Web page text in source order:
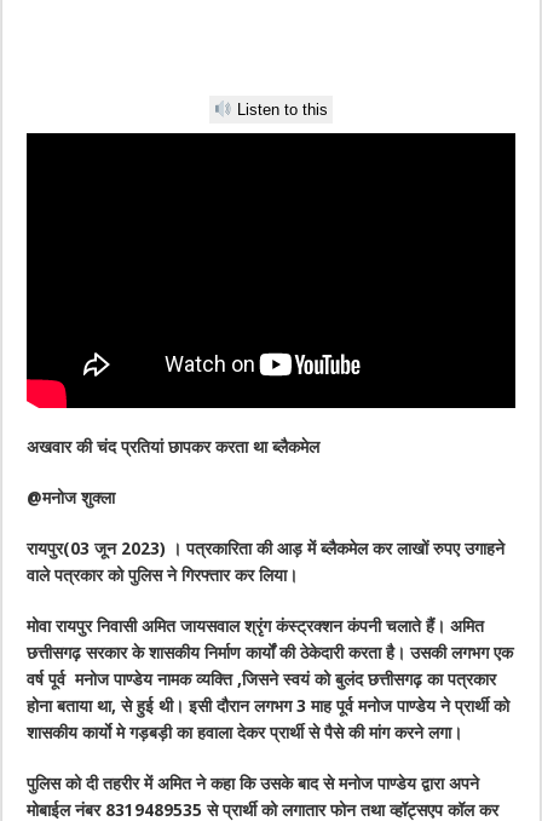
Listen to this
अखवार की चंद प्रतियां छापकर करता था ब्लैकमेल
@मनोज शुक्ला
रायपुर(03 जून 2023) । पत्रकारिता की आड़ में ब्लैकमेल कर लाखों रुपए उगाहने
वाले पत्रकार को पुलिस ने गिरफ्तार कर लिया।
मोवा रायपुर निवासी अमित जायसवाल श्रृंग कंस्ट्रक्शन कंपनी चलाते हैं। अमित
छत्तीसगढ़ सरकार के शासकीय निर्माण कार्यों की ठेकेदारी करता है। उसकी लगभग एक
वर्ष पूर्व मनोज पाण्डेय नामक व्यक्ति ,जिसने स्वयं को बुलंद छत्तीसगढ़ का पत्रकार
होना बताया था, से हुई थी। इसी दौरान लगभग 3 माह पूर्व मनोज पाण्डेय ने प्रार्थी को
शासकीय कार्याे मे गड़बड़ी का हवाला देकर प्रार्थी से पैसे की मांग करने लगा।
पुलिस को दी तहरीर में अमित ने कहा कि उसके बाद से मनोज पाण्डेय द्वारा अपने
मोबाईल नंबर 8319489535 से प्रार्थी को लगातार फोन तथा व्हॉट्सएप कॉल कर